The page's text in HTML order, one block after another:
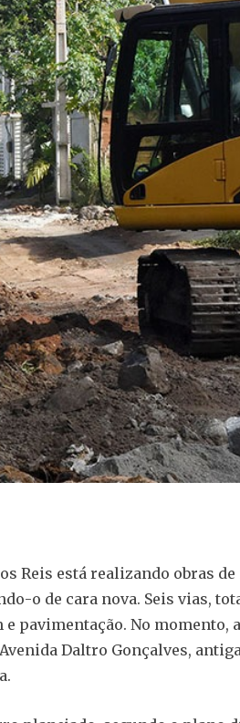
Reis está realizando obras
o de cara nova. Seis vias,
e pavimentação. No momento,
Daltro Gonçalves,